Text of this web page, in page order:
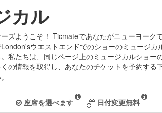
カル
ズようこそ！ Ticmateであなたがニューヨーク
ウエストエンドでのショーのミュージカ
私たちは、同じページ上のミュージカルショー
の情報を取得し、あなたのチケットを予約する
座席を選べます 日付変更無料